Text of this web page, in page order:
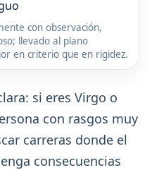
con observación,
llevado al plano
en criterio que en rigidez.
si eres Virgo o
con rasgos muy
carreras donde el
consecuencias